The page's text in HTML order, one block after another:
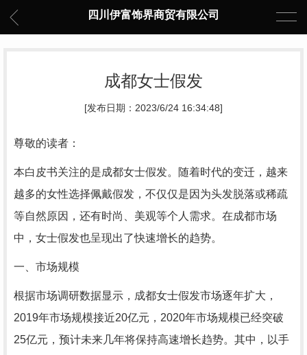
四川伊富饰界商贸有限公司
成都女士假发
[发布日期：2023/6/24 16:34:48]
尊敬的读者：
本白皮书关注的是成都女士假发。随着时代的变迁，越来
越多的女性选择佩戴假发，不仅仅是因为头发脱落或稀疏
等自然原因，还有时尚、美观等个人需求。在成都市场
中，女士假发也呈现出了快速增长的趋势。
一、市场规模
根据市场调研数据显示，成都女士假发市场逐年扩大，
2019年市场规模接近20亿元，2020年市场规模已经突破
25亿元，预计未来几年将保持高速增长趋势。其中，以手